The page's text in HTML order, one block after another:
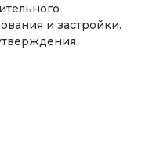
и застройки.